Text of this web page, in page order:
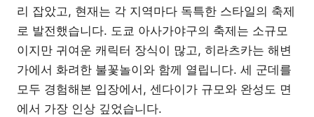
리 잡았고, 현재는 각 지역마다 독특한 스타일의 축제
로 발전했습니다. 도쿄 아사가야구의 축제는 소규모
이지만 귀여운 캐릭터 장식이 많고, 히라츠카는 해변
가에서 화려한 불꽃놀이와 함께 열립니다. 세 군데를
모두 경험해본 입장에서, 센다이가 규모와 완성도 면
에서 가장 인상 깊었습니다.